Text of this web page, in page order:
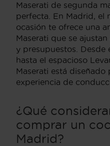
Maserati de segunda
perfecta. En Madrid, el
ocasión te ofrece una
Maserati que se
y presupuestos. Desde
hasta el espacioso
Maserati está diseñado
experiencia de
¿Qué
comprar un
Madrid?